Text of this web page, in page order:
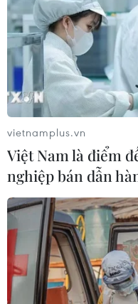
nối lại du lịch
11/03/2023 11:31
Chính phủ Trung Quốc
vào danh sách các
Trung Quốc được thí
ngày 15/3.
vietnamplus.vn
Việt Nam là điểm
nghiệp bán dẫn